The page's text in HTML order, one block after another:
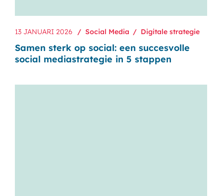
13 JANUARI 2026 Social Media Digitale strategie
Samen sterk op social: een succesvolle
social mediastrategie in 5 stappen